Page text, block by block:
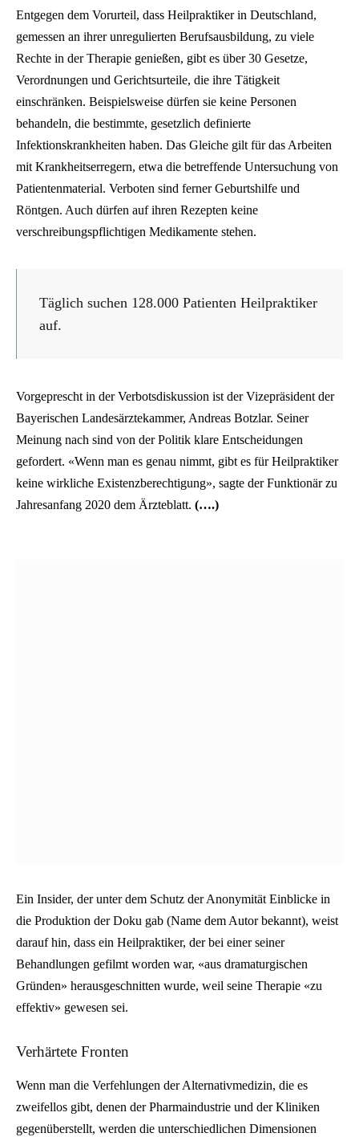
Entgegen dem Vorurteil, dass Heilpraktiker in Deutschland,
gemessen an ihrer unregulierten Berufsausbildung, zu viele
Rechte in der Therapie genießen, gibt es über 30 Gesetze,
Verordnungen und Gerichtsurteile, die ihre Tätigkeit
einschränken. Beispielsweise dürfen sie keine Personen
behandeln, die bestimmte, gesetzlich definierte
Infektionskrankheiten haben. Das Gleiche gilt für das Arbeiten
mit Krankheitserregern, etwa die betreffende Untersuchung von
Patientenmaterial. Verboten sind ferner Geburtshilfe und
Röntgen. Auch dürfen auf ihren Rezepten keine
verschreibungspflichtigen Medikamente stehen.
Täglich suchen 128.000 Patienten Heilpraktiker
auf.
Vorgeprescht in der Verbotsdiskussion ist der Vizepräsident der
Bayerischen Landesärztekammer, Andreas Botzlar. Seiner
Meinung nach sind von der Politik klare Entscheidungen
gefordert. «Wenn man es genau nimmt, gibt es für Heilpraktiker
keine wirkliche Existenzberechtigung», sagte der Funktionär zu
Jahresanfang 2020 dem Ärzteblatt. (….)
Ein Insider, der unter dem Schutz der Anonymität Einblicke in
die Produktion der Doku gab (Name dem Autor bekannt), weist
darauf hin, dass ein Heilpraktiker, der bei einer seiner
Behandlungen gefilmt worden war, «aus dramaturgischen
Gründen» herausgeschnitten wurde, weil seine Therapie «zu
effektiv» gewesen sei.
Verhärtete Fronten
Wenn man die Verfehlungen der Alternativmedizin, die es
zweifellos gibt, denen der Pharmaindustrie und der Kliniken
gegenüberstellt, werden die unterschiedlichen Dimensionen